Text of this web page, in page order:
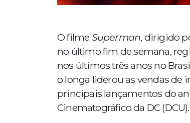
O filme Superman, dirigido
no último fim de semana,
nos últimos três anos no
o longa liderou as vendas de
principais lançamentos do
Cinematográfico da DC (DCU).